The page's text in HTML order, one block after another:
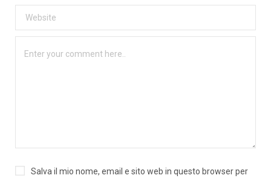
Salva il mio nome, email e sito web in questo browser per